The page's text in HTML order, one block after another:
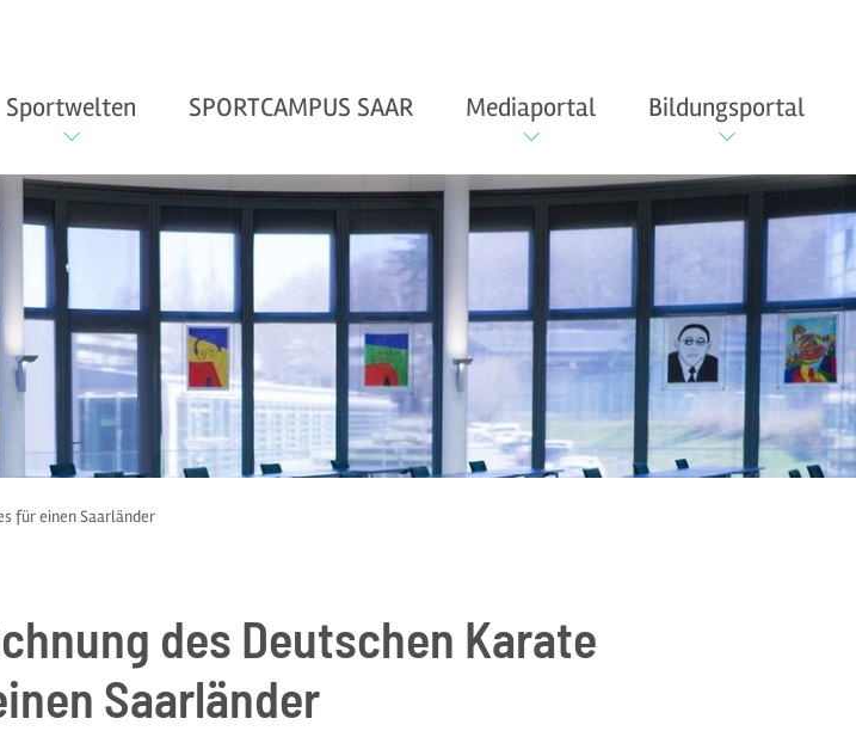
Sportwelten SPORTCAMPUS SAAR Mediaportal Bildungsportal
für einen Saarländer
des Deutschen Karate
Saarländer